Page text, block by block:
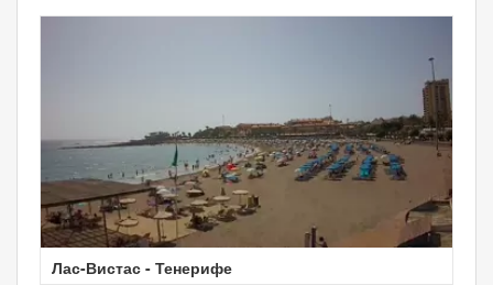
Лас-Вистас - Тенерифе